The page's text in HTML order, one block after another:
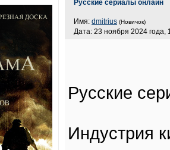
Русские сериалы онлайн
Имя: dmitrius (Новичок)
Дата: 23 ноября 2024 года,
Русские
Индустрия